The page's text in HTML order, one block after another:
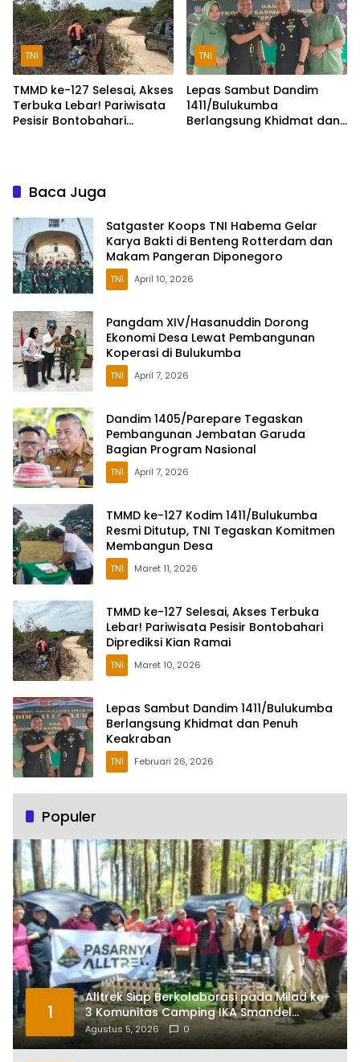
TNI
TMMD ke-127 Selesai, Akses
Terbuka Lebar! Pariwisata
Pesisir Bontobahari
TNI
Lepas Sambut Dandim
1411/Bulukumba
Berlangsung Khidmat dan
Baca Juga
Satgaster Koops TNI Habema Gelar
Karya Bakti di Benteng Rotterdam dan
Makam Pangeran Diponegoro
TNI April 10, 2026
Pangdam XIV/Hasanuddin Dorong
Ekonomi Desa Lewat Pembangunan
Koperasi di Bulukumba
TNI April 7, 2026
Dandim 1405/Parepare Tegaskan
Pembangunan Jembatan Garuda
Bagian Program Nasional
TNI April 7, 2026
TMMD ke-127 Kodim 1411/Bulukumba
Resmi Ditutup, TNI Tegaskan Komitmen
Membangun Desa
TNI Maret 11, 2026
TMMD ke-127 Selesai, Akses Terbuka
Lebar! Pariwisata Pesisir Bontobahari
Diprediksi Kian Ramai
TNI Maret 10, 2026
Lepas Sambut Dandim 1411/Bulukumba
Berlangsung Khidmat dan Penuh
Keakraban
TNI Februari 26, 2026
Populer
1
Alltrek Siap Berkolaborasi pada Milad ke-
3 Komunitas Camping IKA Smandel
Makassar di Malino
Agustus 5, 2026 0